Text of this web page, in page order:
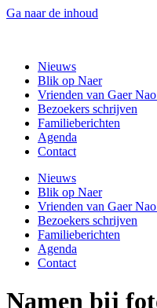
Ga naar de inhoud
Nieuws
Blik op Naer
Vrienden van Gaer
Bezoekers schrijven
Familieberichten
Agenda
Contact
Nieuws
Blik op Naer
Vrienden van Gaer
Bezoekers schrijven
Familieberichten
Agenda
Contact
Namen bij